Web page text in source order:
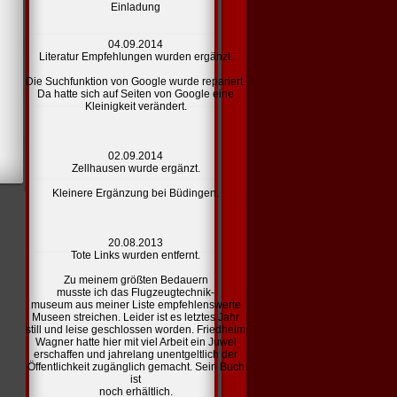
Einladung
04.09.2014
Literatur Empfehlungen wurden ergänzt.
Die Suchfunktion von Google wurde repariert.
Da hatte sich auf Seiten von Google eine
Kleinigkeit verändert.
02.09.2014
Zellhausen wurde ergänzt.
Kleinere Ergänzung bei Büdingen.
20.08.2013
Tote Links wurden entfernt.
Zu meinem größten Bedauern
musste ich das Flugzeugtechnik-
museum aus meiner Liste empfehlenswerte
Museen streichen. Leider ist es letztes Jahr
still und leise geschlossen worden. Friedhelm
Wagner hatte hier mit viel Arbeit ein Juwel
erschaffen und jahrelang unentgeltlich der
Öffentlichkeit zugänglich gemacht. Sein Buch
ist
noch erhältlich.